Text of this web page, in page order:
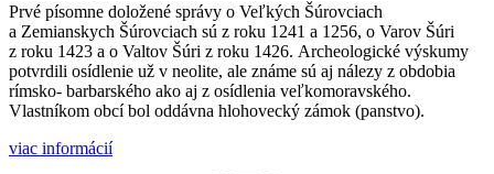
Prvé písomne doložené správy o Veľkých Šúrovciach
a Zemianskych Šúrovciach sú z roku 1241 a 1256, o Varov Šúri
z roku 1423 a o Valtov Šúri z roku 1426. Archeologické výskumy
potvrdili osídlenie už v neolite, ale známe sú aj nálezy z obdobia
rímsko- barbarského ako aj z osídlenia veľkomoravského.
Vlastníkom obcí bol oddávna hlohovecký zámok (panstvo).
viac informácií